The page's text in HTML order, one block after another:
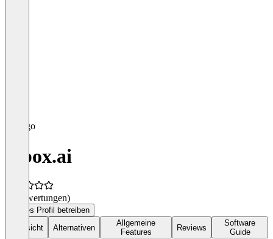
kibox.ai
(0 Bewertungen)
Dieses Profil betreiben
Übersicht
Alternativen
Allgemeine
Features
Reviews
Software
Guide